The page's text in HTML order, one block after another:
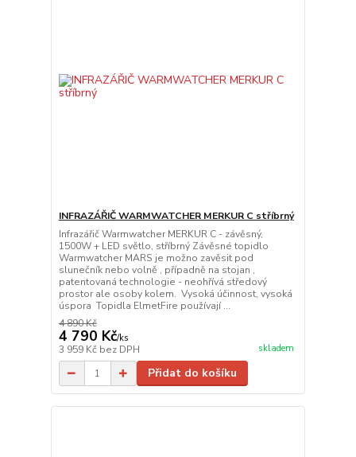
INFRAZÁŘIČ WARMWATCHER MERKUR C stříbrný
Infrazářič Warmwatcher MERKUR C - závěsný,
1500W + LED světlo, stříbrný Závěsné topidlo
Warmwatcher MARS je možno zavěsit pod
slunečník nebo volně , případně na stojan ,
patentovaná technologie - neohřívá středový
prostor ale osoby kolem. Vysoká účinnost, vysoká
úspora Topidla ElmetFire používají ...
4 890 Kč
4 790 Kč/ks
3 959 Kč bez DPH skladem
Přidat do košíku